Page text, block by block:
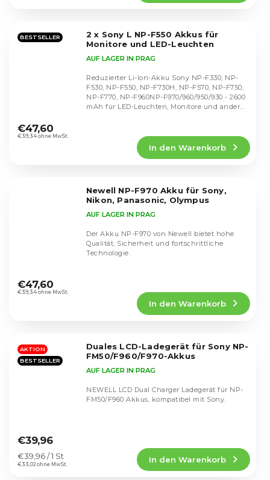
Sternen.
BESTSELLER
2 x Sony L NP-F550 Akkus für
Monitore und LED-Leuchten
durchschnittliche
Produktbewertung
AUF LAGER IN PRAG
€39,34 ohne MwSt.
€47,60
In den Warenkorb
Reduzierter Li-Ion-Akku Sony NP-F330, NP-
F530, NP-F550, NP-F730H, NP-F570, NP-F750,
NP-F770, NP-F960NP-F970/960/950/930 - 2600
mAh für LED-Leuchten, Monitore und anderes
Newell NP-F970 Akku für Sony,
Nikon, Panasonic, Olympus
durchschnittliche
Produktbewertung
Sternen.
AUF LAGER IN PRAG
€39,34 ohne MwSt.
€47,60
In den Warenkorb
Der Akku NP-F970 von Newell bietet hohe
Qualität, Sicherheit und fortschrittliche
Technologie.
AKTION
BESTSELLER
Duales LCD-Ladegerät für Sony NP-
FM50/F960/F970-Akkus
durchschnittliche
Produktbewertung
ist
AUF LAGER IN PRAG
€33,02 ohne MwSt.
€39,96
Verkaufspreis:
€39,96 / 1 St In den Warenkorb
NEWELL LCD Dual Charger Ladegerät für NP-
FM50/F960 Akkus, kompatibel mit Sony.